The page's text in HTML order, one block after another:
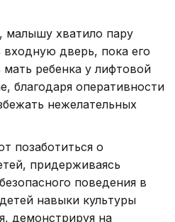
малышу хватило пару
дверь, пока его
ребенка у лифтовой
благодаря оперативности
нежелательных
позаботиться о
придерживаясь
поведения в
навыки культуры
демонстрируя на